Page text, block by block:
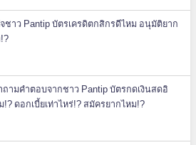
ชาว Pantip บัตรเครดิตกสิกรดีไหม อนุมัติยาก
ถามคำตอบจากชาว Pantip บัตรกดเงินสดอิ
!? ดอกเบี้ยเท่าไหร่!? สมัครยากไหม!?